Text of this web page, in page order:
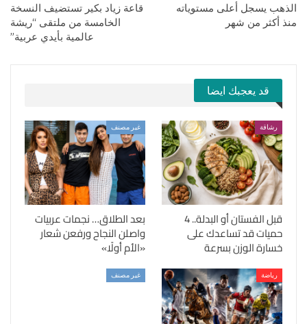
الذهب يسجل أعلى مستوياته
منذ أكثر من شهر
قاعة زياد بكير تستضيف النسخة
الخامسة من ملتقى “ريشة
عالمية بأيدي عربية”
قد يعجبك ايضا
رشاقة
قبل الفستان أو البدلة.. 4
حميات قد تساعدك على
خسارة الوزن بسرعة
غير مصنف
بعد الطلاق… نجمات عربيات
واصلن النجاح ورفعن شعار
«الأم أولًا»
رياضة غير مصنف